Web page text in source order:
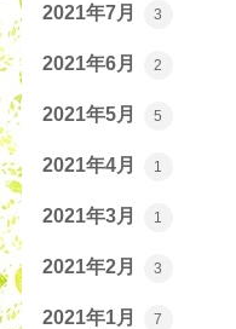
2021年7月 3
2021年6月 2
2021年5月 5
2021年4月 1
2021年3月 1
2021年2月 3
2021年1月 7